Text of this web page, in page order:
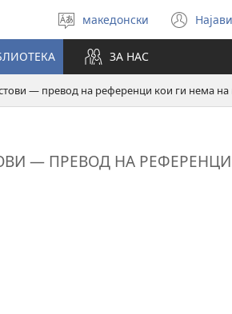
Избери
јазик
македонски
new
ЗА НАС
— превод на референци кои ги нема на
— ПРЕВОД НА